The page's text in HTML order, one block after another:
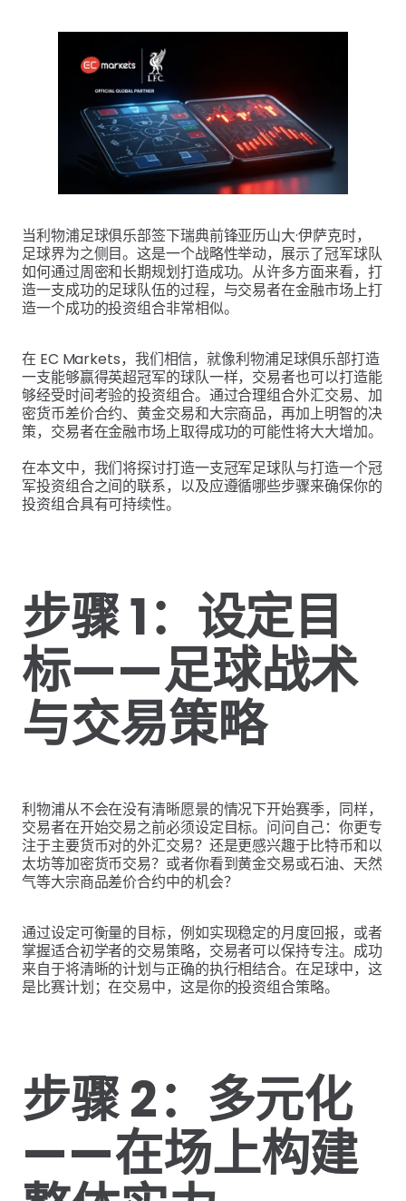
当利物浦足球俱乐部签下瑞典前锋亚历山大·伊萨克时，
足球界为之侧目。这是一个战略性举动，展示了冠军球队
如何通过周密和长期规划打造成功。从许多方面来看，打
造一支成功的足球队伍的过程，与交易者在金融市场上打
造一个成功的投资组合非常相似。
在 EC Markets，我们相信，就像利物浦足球俱乐部打造
一支能够赢得英超冠军的球队一样，交易者也可以打造能
够经受时间考验的投资组合。通过合理组合外汇交易、加
密货币差价合约、黄金交易和大宗商品，再加上明智的决
策，交易者在金融市场上取得成功的可能性将大大增加。
在本文中，我们将探讨打造一支冠军足球队与打造一个冠
军投资组合之间的联系，以及应遵循哪些步骤来确保你的
投资组合具有可持续性。
步骤 1：设定目
标——足球战术
与交易策略
利物浦从不会在没有清晰愿景的情况下开始赛季，同样，
交易者在开始交易之前必须设定目标。问问自己：你更专
注于主要货币对的外汇交易？还是更感兴趣于比特币和以
太坊等加密货币交易？或者你看到黄金交易或石油、天然
气等大宗商品差价合约中的机会？
通过设定可衡量的目标，例如实现稳定的月度回报，或者
掌握适合初学者的交易策略，交易者可以保持专注。成功
来自于将清晰的计划与正确的执行相结合。在足球中，这
是比赛计划；在交易中，这是你的投资组合策略。
步骤 2：多元化
——在场上构建